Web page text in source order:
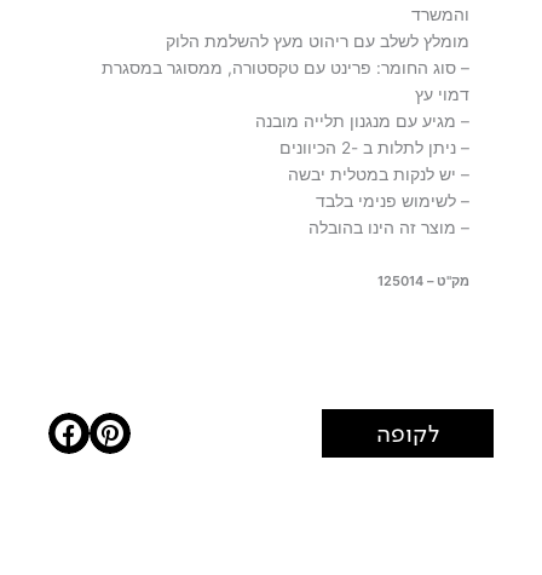
והמשרד
מומלץ לשלב עם ריהוט מעץ להשלמת הלוק
– סוג החומר: פרינט עם טקסטורה, ממסוגר במסגרת
דמוי עץ
– מגיע עם מנגנון תלייה מובנה
– ניתן לתלות ב -2 הכיוונים
– יש לנקות במטלית יבשה
– לשימוש פנימי בלבד
– מוצר זה הינו בהובלה
מק"ט – 125014
לקופה